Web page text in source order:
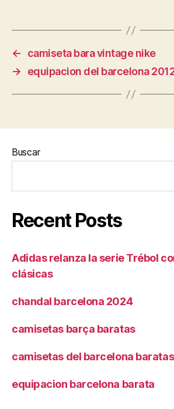
←
camiseta bara vintage nike
→
equipacion del barcelona
Buscar
Recent Posts
Adidas relanza la serie Trébol
clásicas
chandal barcelona 2024
camisetas barça baratas
camisetas del barcelona baratas
equipacion barcelona barata